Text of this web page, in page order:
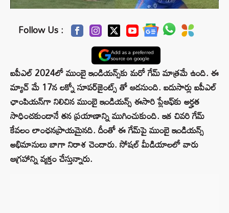
Follow Us :
Add as a preferred
source on google
ఐపీఎల్ 2024లో ముంబై ఇండియన్స్‌కు మరో గేమ్ మాత్రమే ఉంది. ఈ
మ్యాచ్ మే 17న లక్నో సూపర్‌జైంట్స్ తో ఆడనుంది. ఐదుసార్లు ఐపీఎల్‌
ఛాంపియన్‌గా నిలిచిన ముంబై ఇండియన్స్‌ ఈసారి ప్లేఆఫ్‌కు అర్హత
సాధించకుండానే తన ప్రయాణాన్ని ముగించుకుంది. ఇక చివరి గేమ్
కేవలం లాంఛనప్రాయమైనది. దీంతో ఈ గేమ్‌పై ముంబై ఇండియన్స్
అభిమానులు బాగా నిరాశ చెందారు. సోషల్‌ మీడియాలలో వారు
ఆగ్రహాన్ని వ్యక్తం చేస్తున్నారు.